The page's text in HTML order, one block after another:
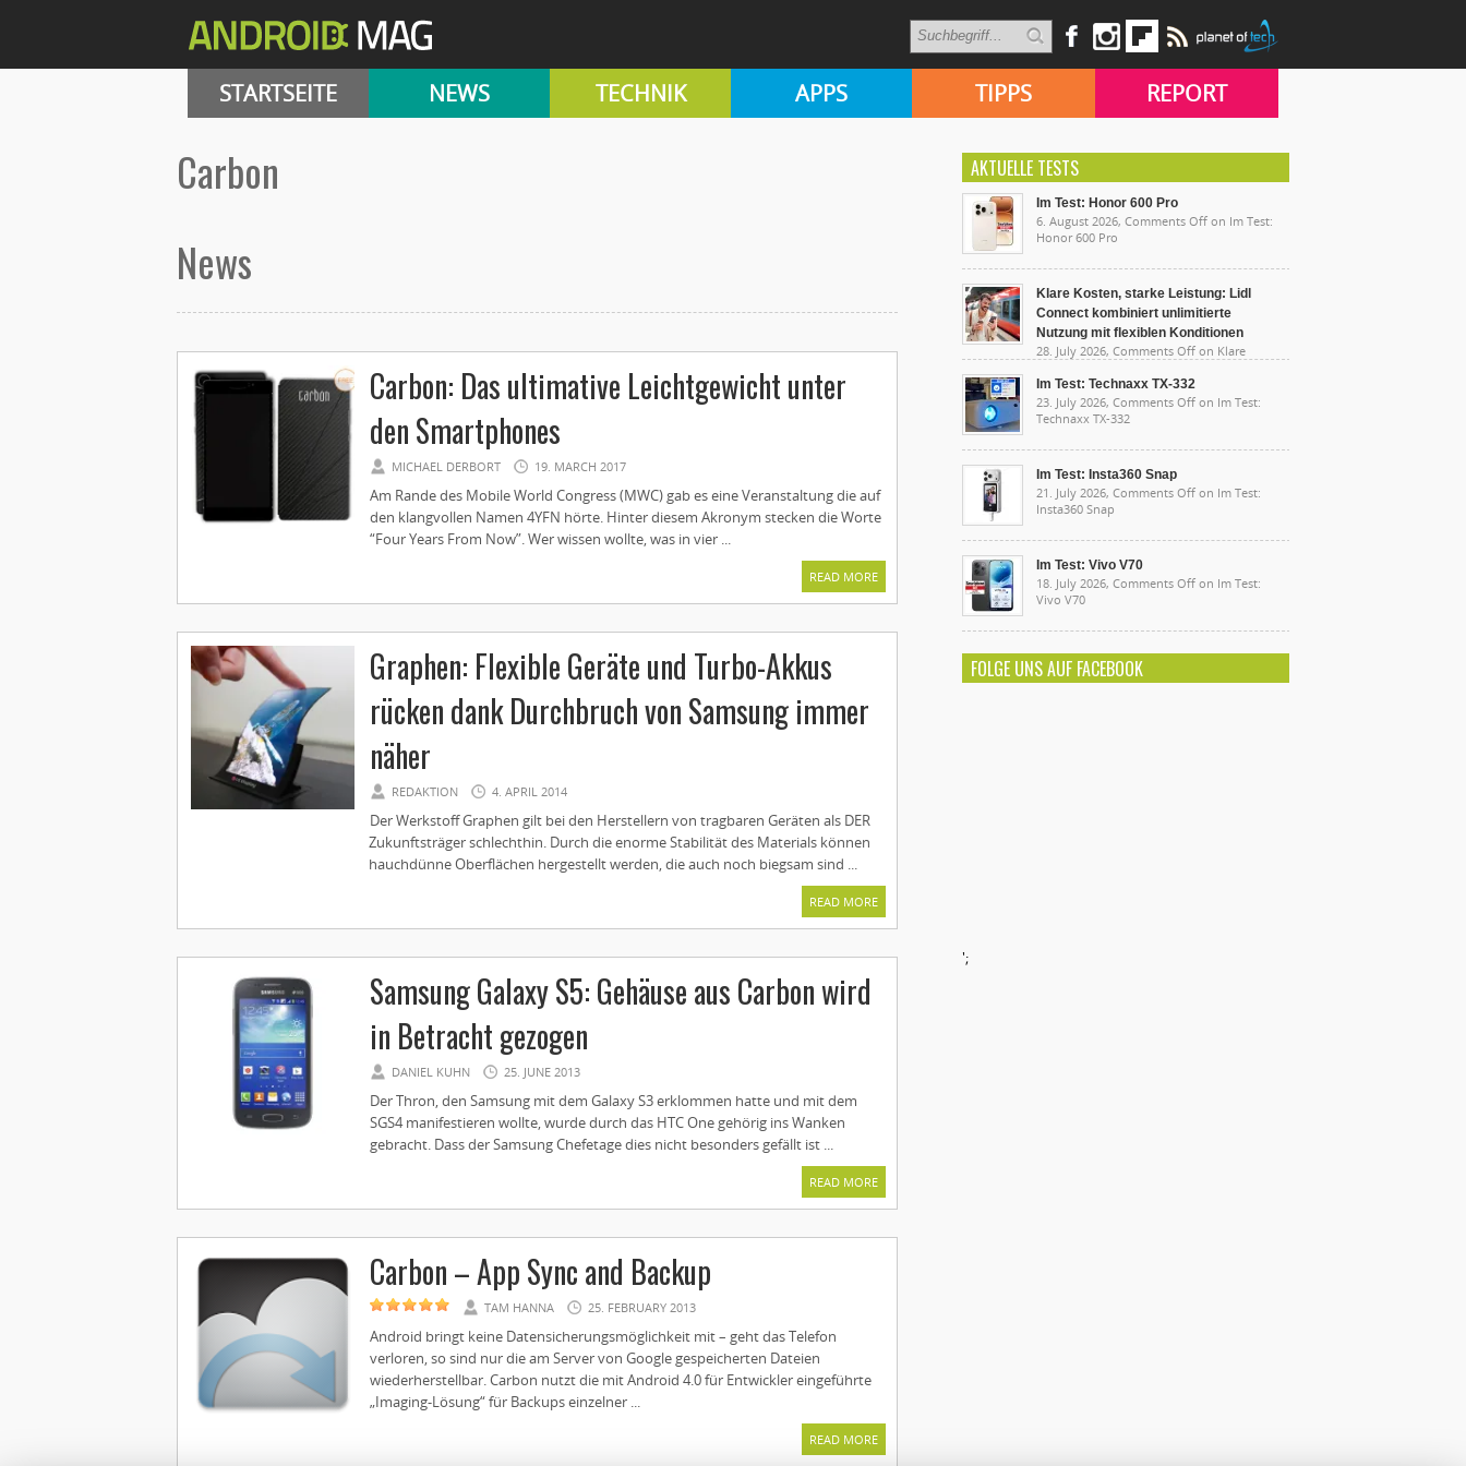
STARTSEITE NEWS TECHNIK APPS TIPPS REPORT
Carbon
News
Carbon: Das ultimative Leichtgewicht unter
den Smartphones
MICHAEL DERBORT 19. MARCH 2017
Am Rande des Mobile World Congress (MWC) gab es eine Veranstaltung die auf
den klangvollen Namen 4YFN hörte. Hinter diesem Akronym stecken die Worte
“Four Years From Now”. Wer wissen wollte, was in vier ...
READ MORE
Graphen: Flexible Geräte und Turbo-Akkus
rücken dank Durchbruch von Samsung immer
näher
REDAKTION 4. APRIL 2014
Der Werkstoff Graphen gilt bei den Herstellern von tragbaren Geräten als DER
Zukunftsträger schlechthin. Durch die enorme Stabilität des Materials können
hauchdünne Oberflächen hergestellt werden, die auch noch biegsam sind ...
READ MORE
Samsung Galaxy S5: Gehäuse aus Carbon wird
in Betracht gezogen
DANIEL KUHN 25. JUNE 2013
Der Thron, den Samsung mit dem Galaxy S3 erklommen hatte und mit dem
SGS4 manifestieren wollte, wurde durch das HTC One gehörig ins Wanken
gebracht. Dass der Samsung Chefetage dies nicht besonders gefällt ist ...
READ MORE
Carbon – App Sync and Backup
TAM HANNA 25. FEBRUARY 2013
Android bringt keine Datensicherungsmöglichkeit mit – geht das Telefon
verloren, so sind nur die am Server von Google gespeicherten Dateien
wiederherstellbar. Carbon nutzt die mit Android 4.0 für Entwickler eingeführte
„Imaging-Lösung“ für Backups einzelner ...
READ MORE
AKTUELLE TESTS
Im Test: Honor 600 Pro
6. August 2026, Comments Off on Im Test:
Honor 600 Pro
Klare Kosten, starke Leistung: Lidl
Connect kombiniert unlimitierte
Nutzung mit flexiblen Konditionen
28. July 2026, Comments Off on Klare
unlimitierte Nutzung mit flexiblen Konditionen
Im Test: Technaxx TX-332
23. July 2026, Comments Off on Im Test:
Technaxx TX-332
Im Test: Insta360 Snap
21. July 2026, Comments Off on Im Test:
Insta360 Snap
Im Test: Vivo V70
18. July 2026, Comments Off on Im Test:
Vivo V70
FOLGE UNS AUF FACEBOOK
';